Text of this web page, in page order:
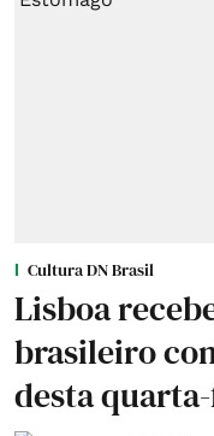
Cultura DN Brasil
Lisboa
brasileiro
desta